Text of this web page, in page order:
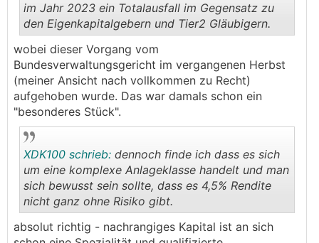
..
im Jahr 2023 ein Totalausfall im Gegensatz zu
den Eigenkapitalgebern und Tier2 Gläubigern.
wobei dieser Vorgang vom
Bundesverwaltungsgericht im vergangenen Herbst
(meiner Ansicht nach vollkommen zu Recht)
aufgehoben wurde. Das war damals schon ein
"besonderes Stück".
..
XDK100 schrieb: dennoch finde ich dass es sich
um eine komplexe Anlageklasse handelt und man
sich bewusst sein sollte, dass es 4,5% Rendite
nicht ganz ohne Risiko gibt.
absolut richtig - nachrangiges Kapital ist an sich